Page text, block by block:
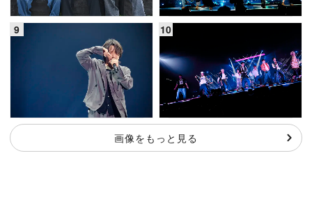
画像をもっと見る